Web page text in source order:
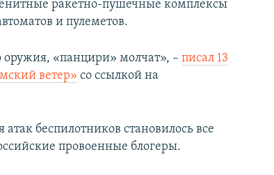
ракетно-пушечные комплексы
и пулеметов.
оружия, «панцири» молчат», –писал 13
ветер» со ссылкой на
беспилотников становилось все
провоенные блогеры.